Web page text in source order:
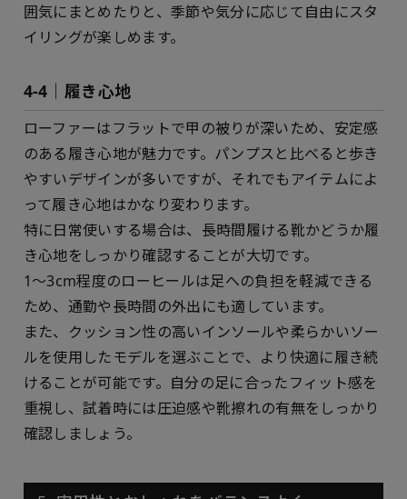
囲気にまとめたりと、季節や気分に応じて自由にスタ
イリングが楽しめます。
4-4｜履き心地
ローファーはフラットで甲の被りが深いため、安定感
のある履き心地が魅力です。パンプスと比べると歩き
やすいデザインが多いですが、それでもアイテムによ
って履き心地はかなり変わります。
特に日常使いする場合は、長時間履ける靴かどうか履
き心地をしっかり確認することが大切です。
1～3cm程度のローヒールは足への負担を軽減できる
ため、通勤や長時間の外出にも適しています。
また、クッション性の高いインソールや柔らかいソー
ルを使用したモデルを選ぶことで、より快適に履き続
けることが可能です。自分の足に合ったフィット感を
重視し、試着時には圧迫感や靴擦れの有無をしっかり
確認しましょう。